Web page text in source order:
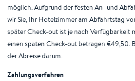
möglich. Aufgrund der festen An- und
wir Sie, Ihr Hotelzimmer am Abfahrtstag
später Check-out ist je nach Verfügbarkeit
einen späten Check-out betragen €49,50.
der Abreise darum.
Zahlungsverfahren